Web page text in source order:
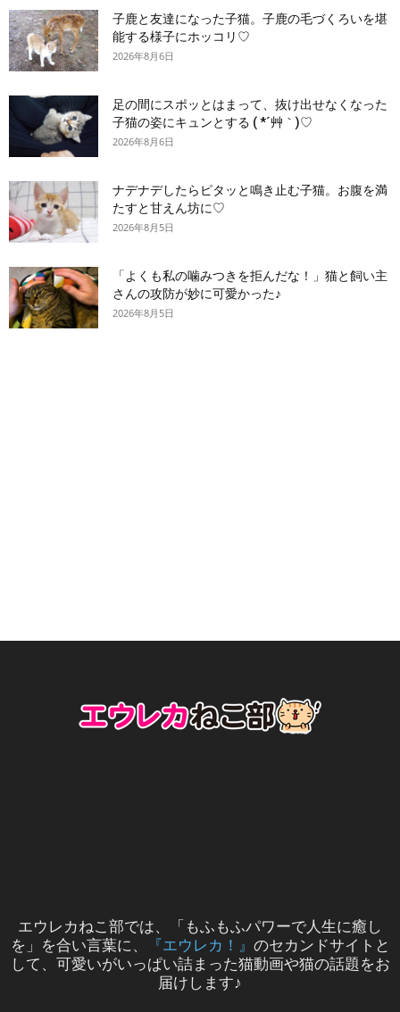
子鹿と友達になった子猫。子鹿の毛づくろいを堪
能する様子にホッコリ♡
2026年8月6日
足の間にスポッとはまって、抜け出せなくなった
子猫の姿にキュンとする ( *´艸｀)♡
2026年8月6日
ナデナデしたらピタッと鳴き止む子猫。お腹を満
たすと甘えん坊に♡
2026年8月5日
「よくも私の噛みつきを拒んだな！」猫と飼い主
さんの攻防が妙に可愛かった♪
2026年8月5日
エウレカねこ部では、「もふもふパワーで人生に癒し
を」を合い言葉に、
『エウレカ！』 のセカンドサイトと
して、可愛いがいっぱい詰まった猫動画や猫の話題をお
届けします♪